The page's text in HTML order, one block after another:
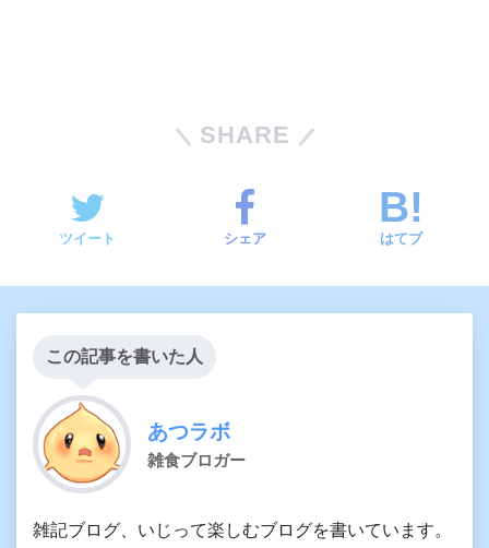
SHARE
ツイート シェア はてブ
この記事を書いた人
あつラボ
雑食ブロガー
雑記ブログ、いじって楽しむブログを書いています。